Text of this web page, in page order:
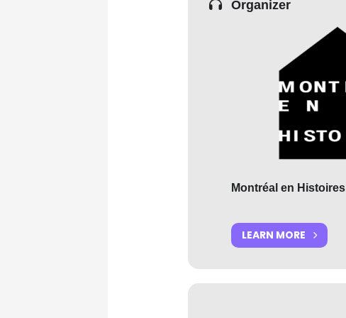
Accéder à l’activité
Organizer
Montréal en Histoires
LEARN MORE